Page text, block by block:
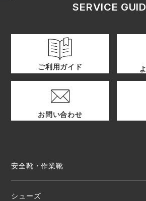
SERVICE
ご利用ガイド
お問い合わせ
安全靴・作業靴
シューズ